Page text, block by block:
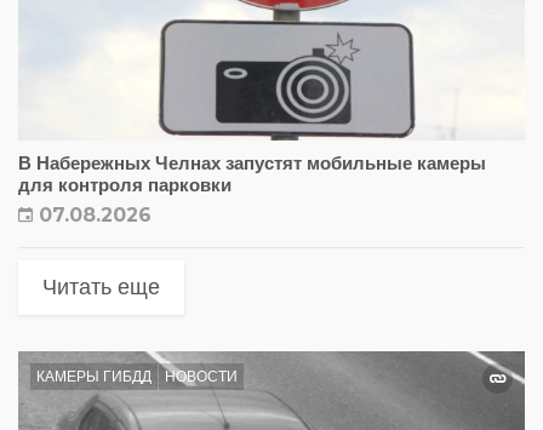
В Набережных Челнах запустят мобильные камеры
для контроля парковки
07.08.2026
Читать еще
КАМЕРЫ ГИБДД НОВОСТИ